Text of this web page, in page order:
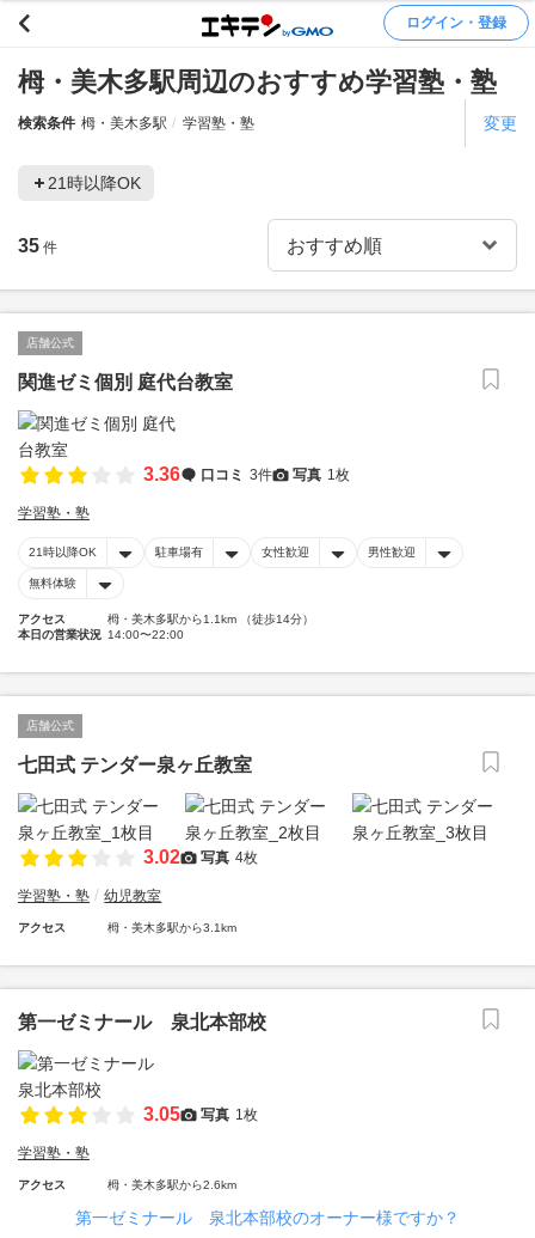
ログイン・登録
栂・美木多駅周辺のおすすめ学習塾・塾
検索条件 栂・美木多駅 学習塾・塾 変更
21時以降OK
35 件
店舗公式
関進ゼミ個別 庭代台教室
3.36 口コミ 3件 写真 1枚
学習塾・塾
21時以降OK 駐車場有 女性歓迎 男性歓迎
無料体験
アクセス
栂・美木多駅から1.1km （徒歩14分）
本日の営業状況 14:00〜22:00
店舗公式
七田式 テンダー泉ヶ丘教室
3.02 写真 4枚
学習塾・塾 幼児教室
アクセス 栂・美木多駅から3.1km
第一ゼミナール 泉北本部校
3.05 写真 1枚
学習塾・塾
アクセス 栂・美木多駅から2.6km
第一ゼミナール 泉北本部校のオーナー様ですか？